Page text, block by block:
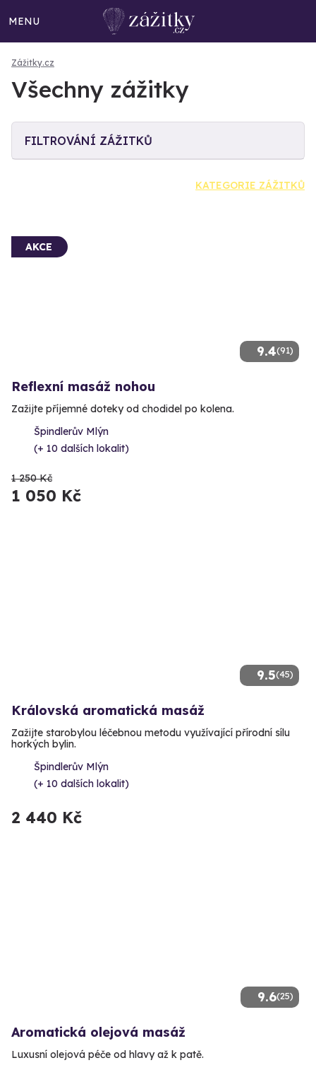
MENU
Zážitky.cz
Všechny zážitky
FILTROVÁNÍ ZÁŽITKŮ
KATEGORIE ZÁŽITKŮ
9.4(91)
AKCE
Reflexní masáž nohou
Zažijte příjemné doteky od chodidel po kolena.
Špindlerův Mlýn
(+ 10 dalších lokalit)
1 250 Kč
1 050 Kč
9.5(45)
Královská aromatická masáž
Zažijte starobylou léčebnou metodu využívající přírodní sílu
horkých bylin.
Špindlerův Mlýn
(+ 10 dalších lokalit)
2 440 Kč
9.6(25)
Aromatická olejová masáž
Luxusní olejová péče od hlavy až k patě.